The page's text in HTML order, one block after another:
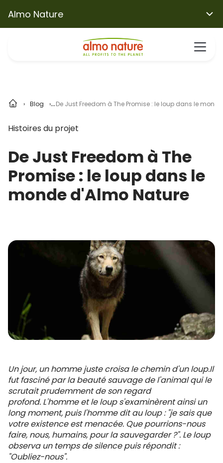
Almo Nature
Blog De Just Freedom à The Promise : le loup dans le
Histoires du projet
De Just Freedom à The
Promise : le loup dans le
monde d'Almo Nature
Un jour, un homme juste croisa le chemin d'un loup.Il
fut fasciné par la beauté sauvage de l'animal qui le
scrutait prudemment de son regard
profond. L'homme et le loup s'examinèrent ainsi un
long moment, puis l'homme dit au loup : "je sais que
votre existence est menacée. Que pourrions-nous
faire, nous, humains, pour la sauvegarder ?". Le loup
observa un temps de silence puis répondit :
"Oubliez-nous".